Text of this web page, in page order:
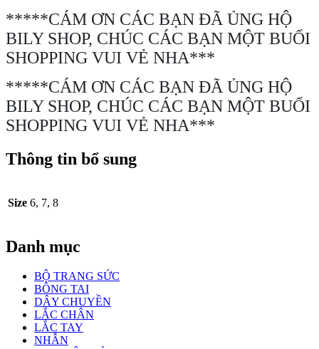
*****CÁM ƠN CÁC BẠN ĐÃ ỦNG HỘ
BILY SHOP, CHÚC CÁC BẠN MỘT BUỔI
SHOPPING VUI VẺ NHA***
*****CÁM ƠN CÁC BẠN ĐÃ ỦNG HỘ
BILY SHOP, CHÚC CÁC BẠN MỘT BUỔI
SHOPPING VUI VẺ NHA***
Thông tin bổ sung
Size 6, 7, 8
Danh mục
BỘ TRANG SỨC
BÔNG TAI
DÂY CHUYỀN
LẮC CHÂN
LẮC TAY
NHẪN